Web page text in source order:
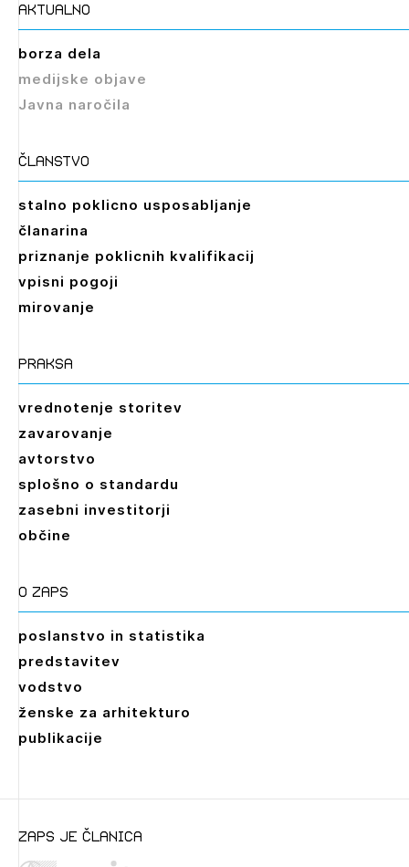
Izbrana vsebina je namenjena le ZAPS
registriranim uporabnikom. Da lahko do nje
Leto
2025,
2019
aktualno
borza dela
medijske objave
Javna naročila
članstvo
stalno poklicno usposabljanje
članarina
priznanje poklicnih kvalifikacij
vpisni pogoji
mirovanje
praksa
vrednotenje storitev
zavarovanje
avtorstvo
splošno o standardu
zasebni investitorji
občine
O zaps
poslanstvo in statistika
predstavitev
vodstvo
ženske za arhitekturo
publikacije
zaps je članica